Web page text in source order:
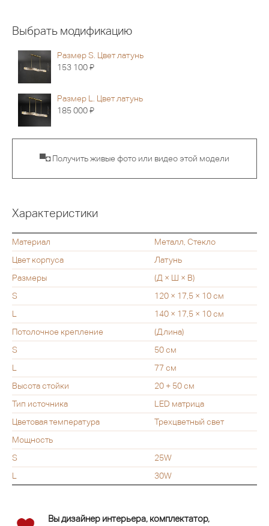
Выбрать модификацию
Размер S. Цвет латунь
153 100Я
Размер L. Цвет латунь
185 000Я
▀◘ Получить живые фото или видео этой модели
Характеристики
Материал
Металл, Стекло
Цвет корпуса
Латунь
Размеры
(Д × Ш × В)
S
120 × 17,5 × 10 см
L
140 × 17,5 × 10 см
Потолочное крепление
(Длина)
S
50 см
L
77 см
Высота стойки
20 + 50 см
Тип источника
LED матрица
Цветовая температура
Трехцветный свет
Мощность
S
25W
L
30W
Вы дизайнер интерьера, комплектатор,